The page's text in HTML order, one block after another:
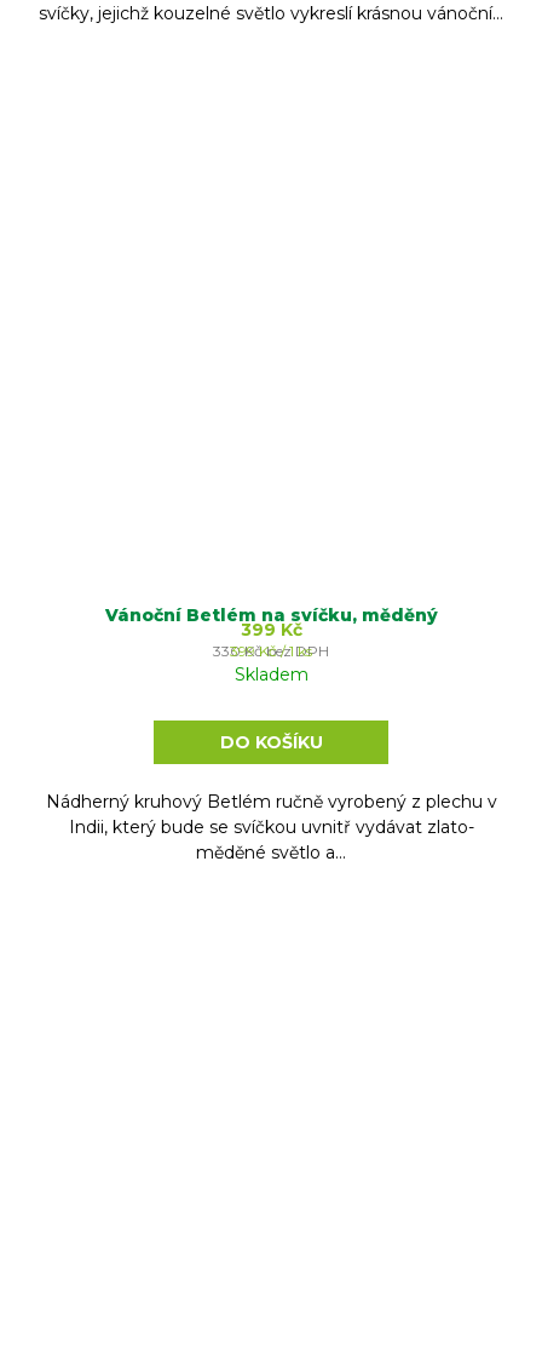
svíčky, jejichž kouzelné světlo vykreslí krásnou vánoční...
Vánoční Betlém na svíčku, měděný
Skladem
330 Kč bez DPH
399 Kč
Měrná
cena:
399 Kč / 1 ks
DO KOŠÍKU
Nádherný kruhový Betlém ručně vyrobený z plechu v
Indii, který bude se svíčkou uvnitř vydávat zlato-
měděné světlo a...